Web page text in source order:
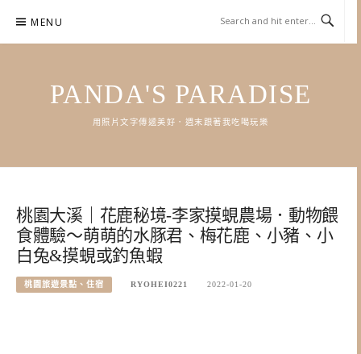
content
MENU
PANDA'S PARADISE
用照片文字傳遞美好．週末跟著我吃喝玩樂
桃園大溪｜花鹿秘境-李家摸蜆農場．動物餵
食體驗～萌萌的水豚君、梅花鹿、小豬、小
白兔&摸蜆或釣魚蝦
桃園旅遊景點、住宿 RYOHEI0221 2022-01-20